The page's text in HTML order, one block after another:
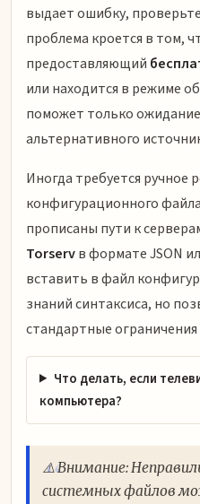
выдает ошибку,
проблема кроется в том,
предоставляющий
или находится в режиме
поможет только
альтернативного
Иногда требуется ручное
конфигурационного
прописаны пути к
Torservв формате JSON
вставить в файл
знаний синтаксиса, но
стандартные
Что делать, если
компьютера?
⚠️ Внимание:
системных файлов